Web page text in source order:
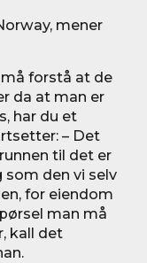
mener
forstå at de
da at man er
har du et
– Det
til det er
som den vi selv
for eiendom
man må
kall det